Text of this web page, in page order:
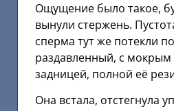
Ощущение было такое,
вынули стержень.
сперма тут же потекли
раздавленный, с
задницей, полной её
Она встала, отстегнула